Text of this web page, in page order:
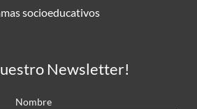
socioeducativos
Newsletter!
Nombre